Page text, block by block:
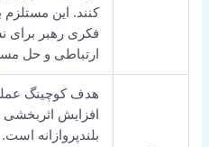
کنند. این
فکری رهبر برای
ارتباطی و حل
هدف کوچینگ
افزایش
بلندپروازانه